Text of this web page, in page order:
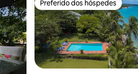
Preferido dos hóspedes
Preferido dos hóspedes